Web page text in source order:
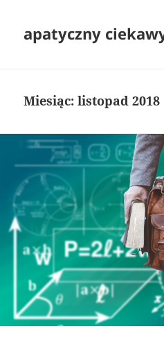
apatyczny
Miesiąc:listopad 2018